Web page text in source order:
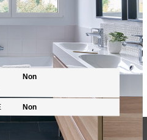
Non
Non